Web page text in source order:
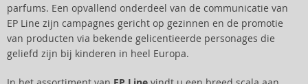
parfums. Een opvallend onderdeel van de communicatie van
EP Line zijn campagnes gericht op gezinnen en de promotie
van producten via bekende gelicentieerde personages die
geliefd zijn bij kinderen in heel Europa.